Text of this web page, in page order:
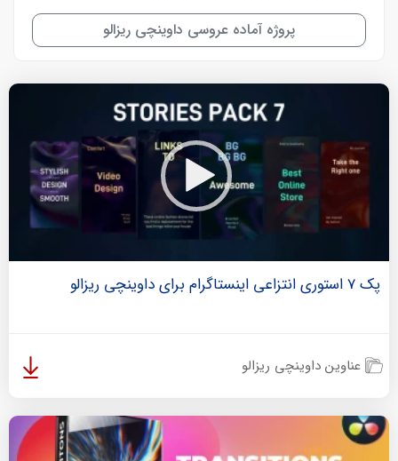
پروژه آماده عروسی داوینچی ریزالو
پک 7 استوری انتزاعی اینستاگرام برای داوینچی ریزالو
عناوین داوینچی ریزالو